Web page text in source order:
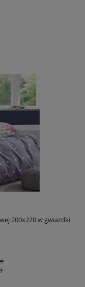
200x220 w gwiazdki